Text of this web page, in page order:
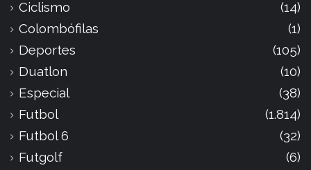
Ciclismo
(14)
Colombófilas
(1)
Deportes
(105)
Duatlon
(10)
Especial
(38)
Futbol
(1.814)
Futbol 6
(32)
Futgolf
(6)